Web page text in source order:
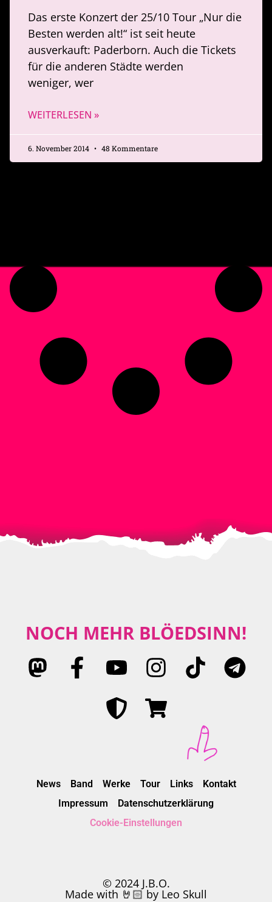
Das erste Konzert der 25/10 Tour „Nur die
Besten werden alt!“ ist seit heute
ausverkauft: Paderborn. Auch die Tickets
für die anderen Städte werden
weniger, wer
WEITERLESEN »
6. November 2014 48 Kommentare
NOCH MEHR BLÖEDSINN!
News Band Werke Tour Links
Kontakt
Impressum
Datenschutzerklärung
Cookie-Einstellungen
© 2024 J.B.O.
Made with 🤘🏻 by Leo Skull